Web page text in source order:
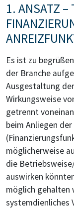
1. ANSATZ –
Es ist zu
der Branche
Ausgestaltung
Wirkungsweise
getrennt
beim Anliegen
möglicherweise
die
auswirken
möglich gehalten
systemdienliches